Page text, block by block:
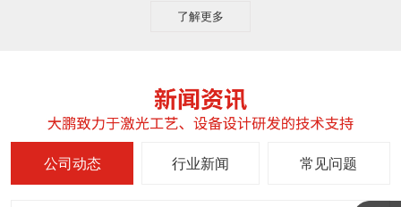
了解更多
公司动态 行业新闻 常见问题